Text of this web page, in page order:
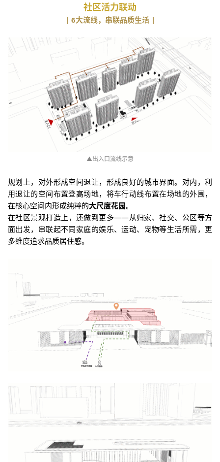
社区活力联动
| 6大流线，串联品质生活 |
▲出入口流线示意
规划上，对外形成空间退让，形成良好的城市界面。对内，利
用退让的空间布置登高场地，将车行动线布置在场地的外围，
在核心空间内形成纯粹的大尺度花园。
在社区景观打造上，还做到更多——从归家、社交、公区等方
面出发，串联起不同家庭的娱乐、运动、宠物等生活所需，更
多维度追求品质居住感。